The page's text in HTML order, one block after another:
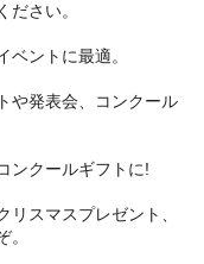
さい。
ントに最適。
や発表会、コンクール
ンクールギフトに!
スマスプレゼント、